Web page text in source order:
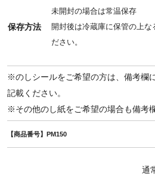
保存方法
未開封の場合は常温保存
開封後は冷蔵庫に保管の上な
ださい。
※のしシールをご希望の方は、備考欄
記載ください。
※その他のし紙をご希望の場合も備考
【商品番号】PM150
通